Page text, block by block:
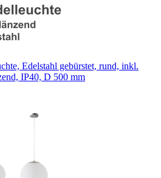
Edelstahl gebürstet, rund, inkl.
IP40, D 500 mm